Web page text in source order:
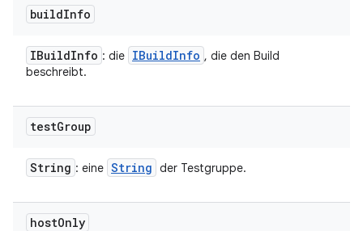
buildInfo
IBuildInfo : die IBuildInfo , die den Build
beschreibt.
testGroup
String : eine String der Testgruppe.
hostOnly